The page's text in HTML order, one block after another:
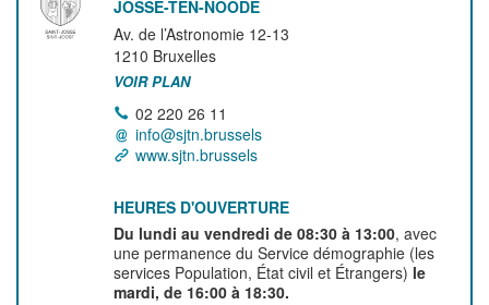
JOSSE-TEN-NOODE
Av. de l’Astronomie 12-13
1210 Bruxelles
VOIR PLAN
02 220 26 11
info@sjtn.brussels
www.sjtn.brussels
HEURES D'OUVERTURE
Du lundi au vendredi de 08:30 à 13:00, avec
une permanence du Service démographie (les
services Population, État civil et Étrangers) le
mardi, de 16:00 à 18:30.